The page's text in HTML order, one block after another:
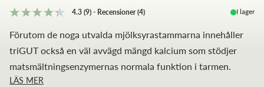
4.3(9)- Recensioner(4) I lager
Förutom de noga utvalda mjölksyrastammarna innehåller
triGUT också en väl avvägd mängd kalcium som stödjer
matsmältningsenzymernas normala funktion i tarmen.
LÄS MER